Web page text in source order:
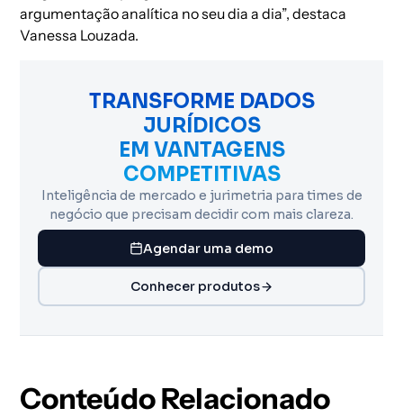
argumentação analítica no seu dia a dia”, destaca
Vanessa Louzada.
TRANSFORME DADOS
JURÍDICOS
EM VANTAGENS
COMPETITIVAS
Inteligência de mercado e jurimetria para times de
negócio que precisam decidir com mais clareza.
Agendar uma demo
Conhecer produtos
Conteúdo Relacionado